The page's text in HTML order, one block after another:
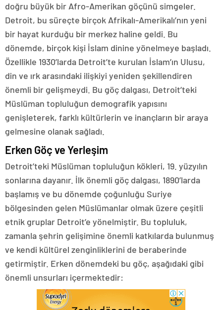
doğru büyük bir Afro-Amerikan göçünü simgeler.
Detroit, bu süreçte birçok Afrikalı-Amerikalı’nın yeni
bir hayat kurduğu bir merkez haline geldi. Bu
dönemde, birçok kişi İslam dinine yönelmeye başladı.
Özellikle 1930’larda Detroit’te kurulan İslam’ın Ulusu,
din ve ırk arasındaki ilişkiyi yeniden şekillendiren
önemli bir gelişmeydi. Bu göç dalgası, Detroit’teki
Müslüman topluluğun demografik yapısını
genişleterek, farklı kültürlerin ve inançların bir araya
gelmesine olanak sağladı.
Erken Göç ve Yerleşim
Detroit’teki Müslüman topluluğun kökleri, 19. yüzyılın
sonlarına dayanır. İlk önemli göç dalgası, 1890’larda
başlamış ve bu dönemde çoğunluğu Suriye
bölgesinden gelen Müslümanlar olmak üzere çeşitli
etnik gruplar Detroit’e yönelmiştir. Bu topluluk,
zamanla şehrin gelişimine önemli katkılarda bulunmuş
ve kendi kültürel zenginliklerini de beraberinde
getirmiştir. Erken dönemdeki bu göç, aşağıdaki gibi
önemli unsurları içermektedir: